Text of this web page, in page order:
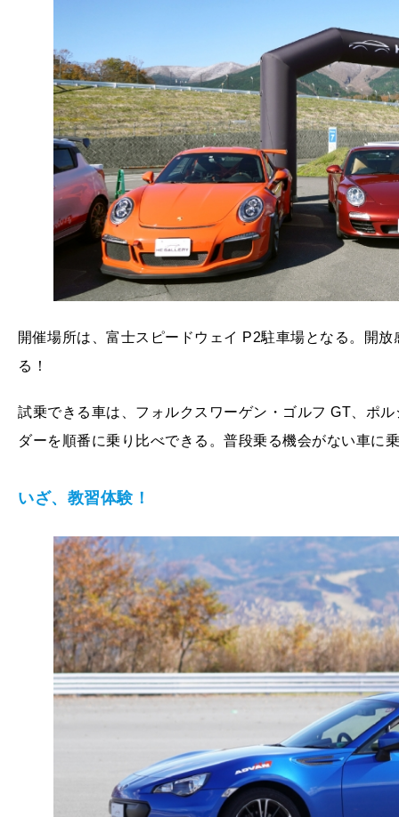
開催場所は、富士スピードウェイ P2駐車場となる。開
る！
試乗できる車は、フォルクスワーゲン・ゴルフ GT、ポ
ダーを順番に乗り比べできる。普段乗る機会がない車に
いざ、教習体験！